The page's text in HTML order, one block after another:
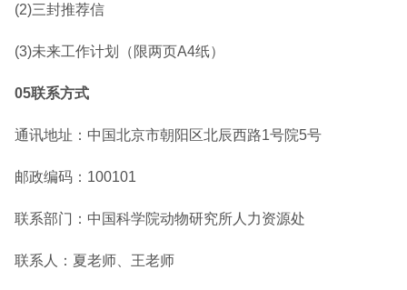
(2)三封推荐信
(3)未来工作计划（限两页A4纸）
05联系方式
通讯地址：中国北京市朝阳区北辰西路1号院5号
邮政编码：100101
联系部门：中国科学院动物研究所人力资源处
联系人：夏老师、王老师